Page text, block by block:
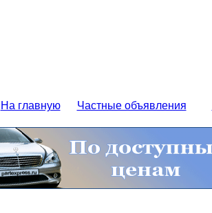
На главную Частные объявления